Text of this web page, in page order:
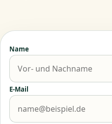
Name
E-Mail